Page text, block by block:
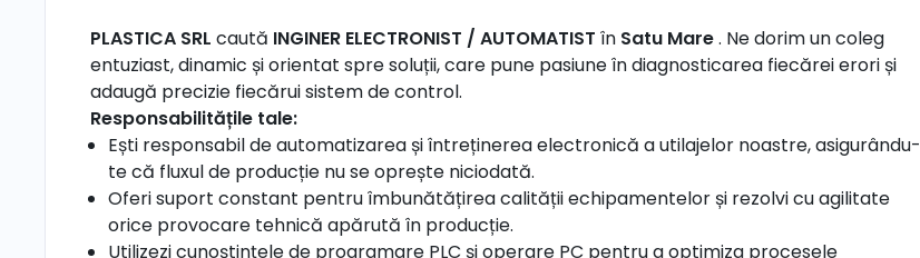
PLASTICA SRL caută INGINER ELECTRONIST / AUTOMATIST în Satu Mare. Ne dorim un coleg
entuziast, dinamic și orientat spre soluții, care pune pasiune în diagnosticarea fiecărei erori și
adaugă precizie fiecărui sistem de control.
Responsabilitățile tale:
Ești responsabil de automatizarea și întreținerea electronică a utilajelor noastre, asigurându-
te că fluxul de producție nu se oprește niciodată.
Oferi suport constant pentru îmbunătățirea calității echipamentelor și rezolvi cu agilitate
orice provocare tehnică apărută în producție.
Utilizezi cunoștințele de programare PLC și operare PC pentru a optimiza procesele